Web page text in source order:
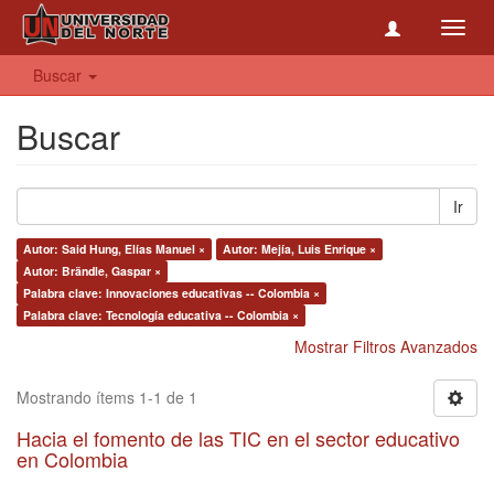
Buscar
Buscar
Ir
Autor: Said Hung, Elías Manuel ×
Autor: Mejía, Luis Enrique ×
Autor: Brändle, Gaspar ×
Palabra clave: Innovaciones educativas -- Colombia ×
Palabra clave: Tecnología educativa -- Colombia ×
Mostrar Filtros Avanzados
Mostrando ítems 1-1 de 1
Hacia el fomento de las TIC en el sector educativo
en Colombia